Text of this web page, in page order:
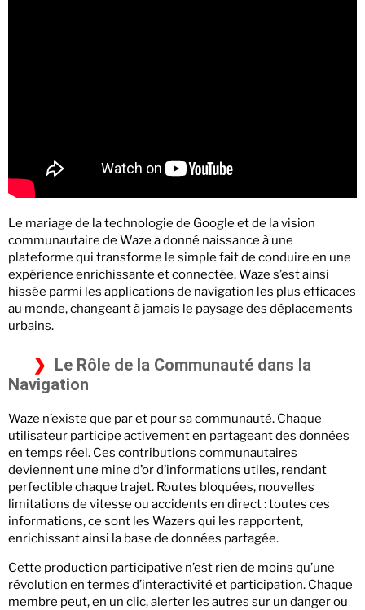
Le mariage de la technologie de Google et de la vision
communautaire de Waze a donné naissance à une
plateforme qui transforme le simple fait de conduire en une
expérience enrichissante et connectée. Waze s’est ainsi
hissée parmi les applications de navigation les plus efficaces
au monde, changeant à jamais le paysage des déplacements
urbains.
Le Rôle de la Communauté dans la
Navigation
Waze n’existe que par et pour sa communauté. Chaque
utilisateur participe activement en partageant des données
en temps réel. Ces contributions communautaires
deviennent une mine d’or d’informations utiles, rendant
perfectible chaque trajet. Routes bloquées, nouvelles
limitations de vitesse ou accidents en direct : toutes ces
informations, ce sont les Wazers qui les rapportent,
enrichissant ainsi la base de données partagée.
Cette production participative n’est rien de moins qu’une
révolution en termes d’interactivité et participation. Chaque
membre peut, en un clic, alerter les autres sur un danger ou